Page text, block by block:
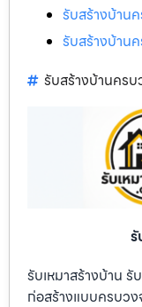
รับสร้างบ้าน
รับสร้างบ้าน
รับสร้างบ้านครบ
รับเหมาสร้างบ้าน
ก่อสร้างแบบครบว